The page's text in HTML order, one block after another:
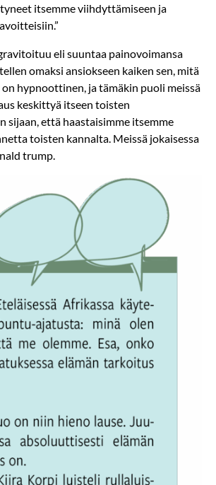
itsemme viihdyttämiseen ja
eli suuntaa painovoimansa
omaksi ansiokseen kaiken sen, mitä
hypnoottinen, ja tämäkin puoli meissä
keskittyä itseen toisten
sijaan, että haastaisimme itsemme
toisten kannalta. Meissä jokaisessa
trump.